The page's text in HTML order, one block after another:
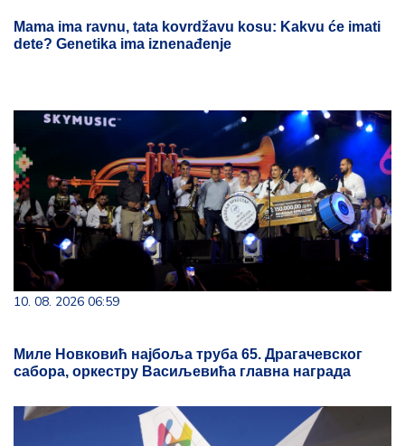
Mama ima ravnu, tata kovrdžavu kosu: Kakvu će imati
dete? Genetika ima iznenađenje
10. 08. 2026 06:59
Миле Новковић најбоља труба 65. Драгачевског
сабора, оркестру Васиљевића главна награда